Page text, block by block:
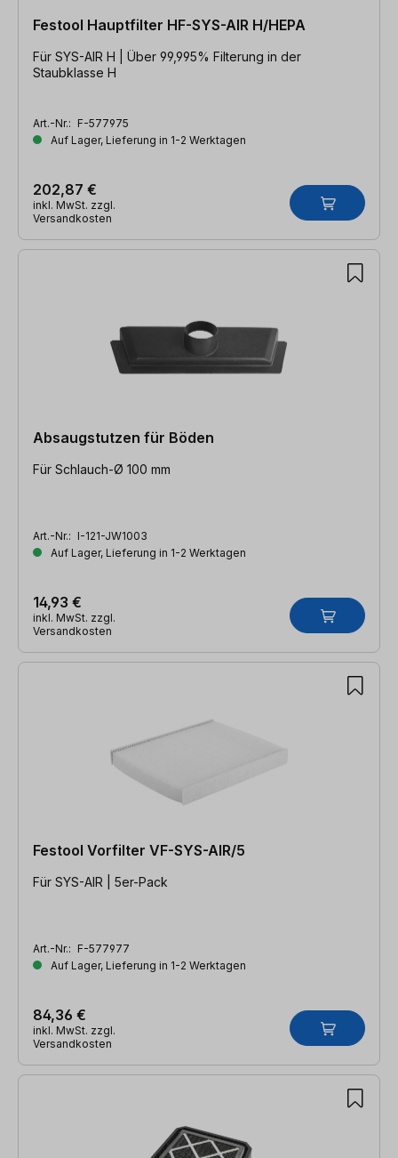
Festool Hauptfilter HF-SYS-AIR H/HEPA
Für SYS-AIR H | Über 99,995% Filterung in der
Staubklasse H
Art.-Nr.: F-577975
Auf Lager, Lieferung in 1-2 Werktagen
202,87 €
inkl. MwSt. zzgl.
Versandkosten
Absaugstutzen für Böden
Für Schlauch-Ø 100 mm
Art.-Nr.: I-121-JW1003
Auf Lager, Lieferung in 1-2 Werktagen
14,93 €
inkl. MwSt. zzgl.
Versandkosten
Festool Vorfilter VF-SYS-AIR/5
Für SYS-AIR | 5er-Pack
Art.-Nr.: F-577977
Auf Lager, Lieferung in 1-2 Werktagen
84,36 €
inkl. MwSt. zzgl.
Versandkosten